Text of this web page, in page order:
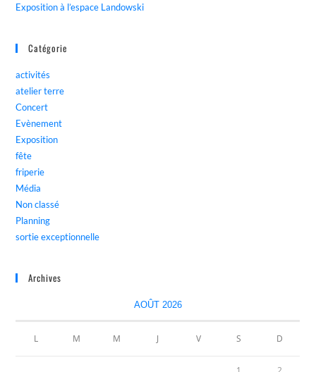
Exposition à l’espace Landowski
Catégorie
activités
atelier terre
Concert
Evènement
Exposition
fête
friperie
Média
Non classé
Planning
sortie exceptionnelle
Archives
AOÛT 2026
L M M J V S D